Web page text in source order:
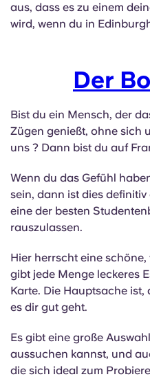
aus, dass es zu einem
wird, wenn du in
Der
Bist du ein Mensch, der
Zügen genießt, ohne sich
uns ? Dann bist du auf
Wenn du das Gefühl
sein, dann ist dies
eine der besten
rauszulassen.
Hier herrscht eine
gibt jede Menge leckeres
Karte. Die Hauptsache
es dir gut geht.
Es gibt eine große
aussuchen kannst, und
die sich ideal zum